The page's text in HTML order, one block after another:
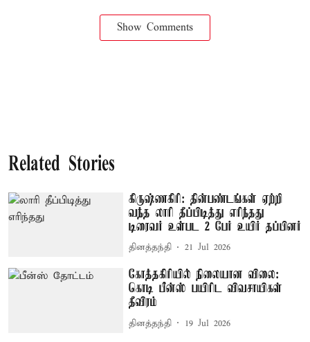
Show Comments
Related Stories
கிருஷ்ணகிரி: தின்பண்டங்கள் ஏற்றி
வந்த லாரி தீப்பிடித்து எரிந்தது
டிரைவர் உள்பட 2 பேர் உயிர் தப்பினர்
தினத்தந்தி 21 Jul 2026
கோத்தகிரியில் நிலையான விலை:
கொடி பீன்ஸ் பயிரிட விவசாயிகள்
தீவிரம்
தினத்தந்தி 19 Jul 2026